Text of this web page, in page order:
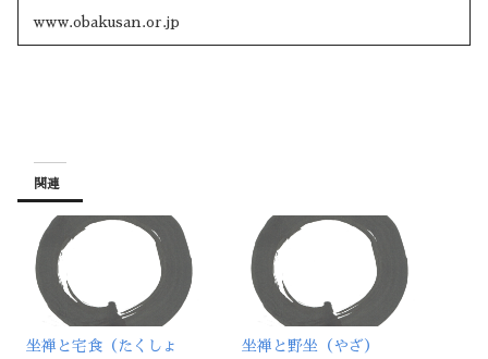
www.obakusan.or.jp
関連
坐禅と宅食（たくしょ
坐禅と野坐（やざ）